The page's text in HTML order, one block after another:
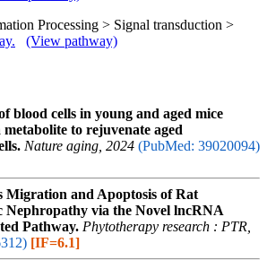
Processing > Signal transduction >
(View pathway)
blood cells in young and aged mice
to rejuvenate aged
Nature aging, 2024 (PubMed: 39020094)
Migration and Apoptosis of Rat
Nephropathy via the Novel lncRNA
Pathway. Phytotherapy research : PTR,
[IF=6.1]